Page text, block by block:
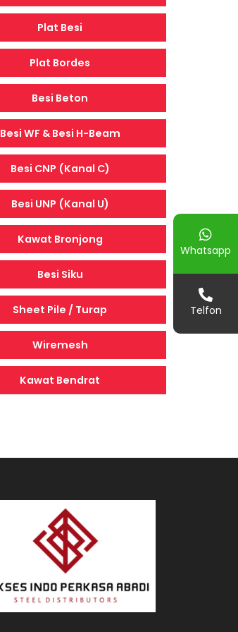
Plat Besi
Plat Bordes
Besi Beton
Besi WF & Besi H-Beam
Besi CNP (Kanal C)
Besi UNP (Kanal U)
Kawat Bronjong
Besi Siku
Sheet Pile / Turap
Wiremesh
Kawat Bendrat
Whatsapp
Telfon